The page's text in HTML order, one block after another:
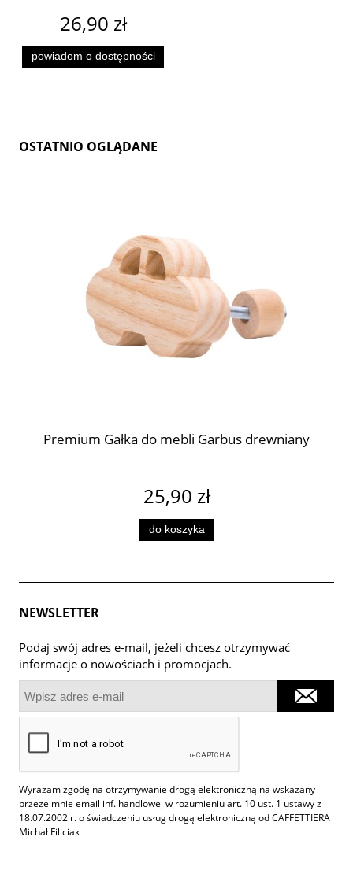
26,90 zł
powiadom o dostępności
OSTATNIO OGLĄDANE
Premium Gałka do mebli Garbus drewniany
25,90 zł
do koszyka
NEWSLETTER
Podaj swój adres e-mail, jeżeli chcesz otrzymywać
informacje o nowościach i promocjach.
Wyrażam zgodę na otrzymywanie drogą elektroniczną na wskazany
przeze mnie email inf. handlowej w rozumieniu art. 10 ust. 1 ustawy z
18.07.2002 r. o świadczeniu usług drogą elektroniczną od CAFFETTIERA
Michał Filiciak